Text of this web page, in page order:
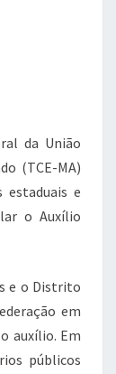
da União
(TCE-MA)
estaduais e
o Auxílio
e o Distrito
em
auxílio. Em
públicos